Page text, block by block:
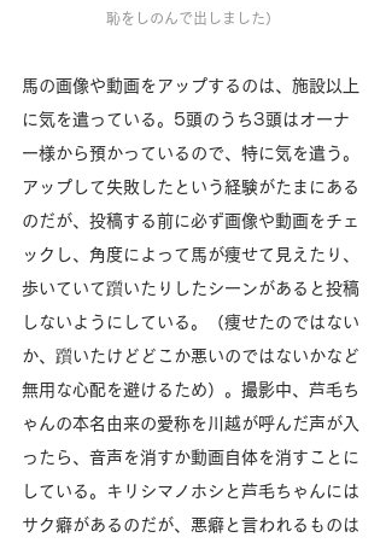
恥をしのんで出しました）
馬の画像や動画をアップするのは、施設以上
に気を遣っている。5頭のうち3頭はオーナ
ー様から預かっているので、特に気を遣う。
アップして失敗したという経験がたまにある
のだが、投稿する前に必ず画像や動画をチェ
ックし、角度によって馬が痩せて見えたり、
歩いていて躓いたりしたシーンがあると投稿
しないようにしている。（痩せたのではない
か、躓いたけどどこか悪いのではないかなど
無用な心配を避けるため）。撮影中、芦毛ち
ゃんの本名由来の愛称を川越が呼んだ声が入
ったら、音声を消すか動画自体を消すことに
している。キリシマノホシと芦毛ちゃんには
サク癖があるのだが、悪癖と言われるものは